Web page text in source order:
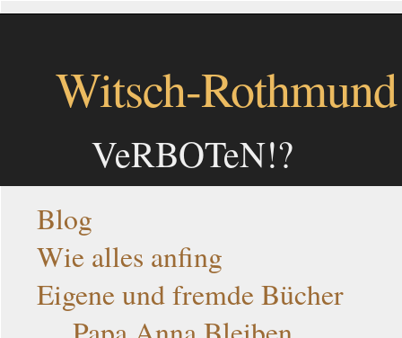
Witsch-Rothmund
VeRBOTeN!?
Blog
Wie alles anfing
Eigene und fremde Bücher